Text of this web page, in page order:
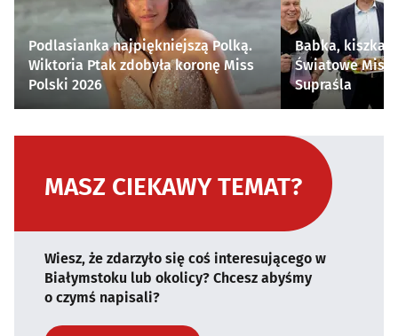
Podlasianka najpiękniejszą Polką.
Wiktoria Ptak zdobyła koronę Miss
Polski 2026
Babka, kiszka i
Światowe
Supraśla
MASZ CIEKAWY TEMAT?
Wiesz, że zdarzyło się coś interesującego w
Białymstoku lub okolicy? Chcesz abyśmy
o czymś napisali?